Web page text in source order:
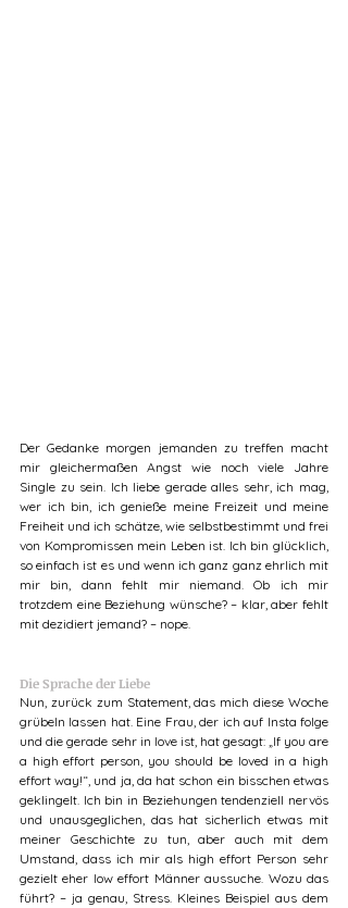
Der Gedanke morgen jemanden zu treffen macht
mir gleichermaßen Angst wie noch viele Jahre
Single zu sein. Ich liebe gerade alles sehr, ich mag,
wer ich bin, ich genieße meine Freizeit und meine
Freiheit und ich schätze, wie selbstbestimmt und frei
von Kompromissen mein Leben ist. Ich bin glücklich,
so einfach ist es und wenn ich ganz ganz ehrlich mit
mir bin, dann fehlt mir niemand. Ob ich mir
trotzdem eine Beziehung wünsche? – klar, aber fehlt
mit dezidiert jemand? – nope.
Die Sprache der Liebe
Nun, zurück zum Statement, das mich diese Woche
grübeln lassen hat. Eine Frau, der ich auf Insta folge
und die gerade sehr in love ist, hat gesagt: „If you are
a high effort person, you should be loved in a high
effort way!“, und ja, da hat schon ein bisschen etwas
geklingelt. Ich bin in Beziehungen tendenziell nervös
und unausgeglichen, das hat sicherlich etwas mit
meiner Geschichte zu tun, aber auch mit dem
Umstand, dass ich mir als high effort Person sehr
gezielt eher low effort Männer aussuche. Wozu das
führt? – ja genau, Stress. Kleines Beispiel aus dem